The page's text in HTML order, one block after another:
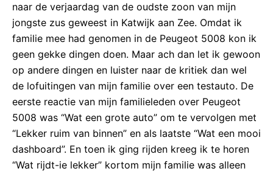
naar de verjaardag van de oudste zoon van mijn
jongste zus geweest in Katwijk aan Zee. Omdat ik
familie mee had genomen in de Peugeot 5008 kon ik
geen gekke dingen doen. Maar ach dan let ik gewoon
op andere dingen en luister naar de kritiek dan wel
de lofuitingen van mijn familie over een testauto. De
eerste reactie van mijn familieleden over Peugeot
5008 was “Wat een grote auto” om te vervolgen met
“Lekker ruim van binnen” en als laatste “Wat een mooi
dashboard”. En toen ik ging rijden kreeg ik te horen
“Wat rijdt-ie lekker” kortom mijn familie was alleen